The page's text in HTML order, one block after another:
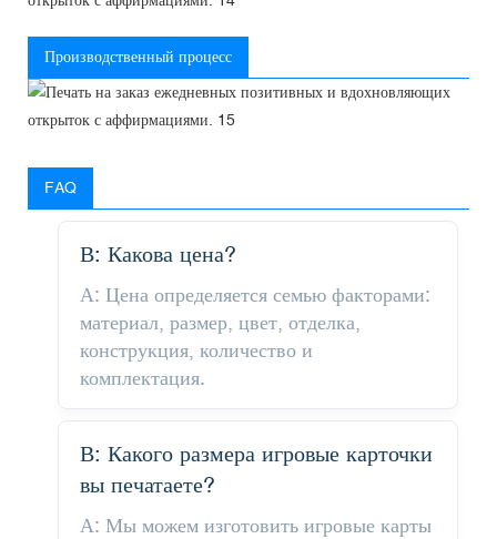
Производственный процесс
FAQ
В: Какова цена?
А: Цена определяется семью факторами:
материал, размер, цвет, отделка,
конструкция, количество и
комплектация.
В: Какого размера игровые карточки
вы печатаете?
А: Мы можем изготовить игровые карты